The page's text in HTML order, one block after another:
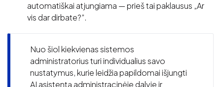
automatiškai atjungiama — prieš tai paklausus „Ar
vis dar dirbate?”.
Nuo šiol kiekvienas sistemos
administratorius turi individualius savo
nustatymus, kurie leidžia papildomai išjungti
AI asistentą administracinėje dalyje ir